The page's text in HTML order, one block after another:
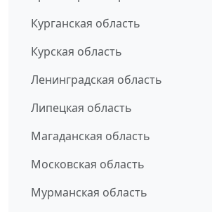
Курганская область
Курская область
Ленинградская область
Липецкая область
Магаданская область
Московская область
Мурманская область